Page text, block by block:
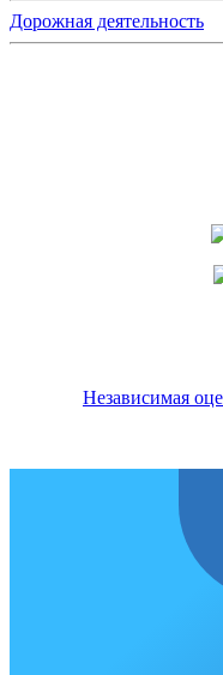
Дорожная деятельность
Независимая